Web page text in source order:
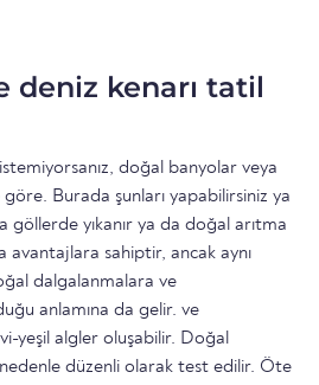
deniz kenarı tatil
doğal banyolar veya
Burada şunları yapabilirsiniz ya
yıkanır ya da doğal arıtma
avantajlara sahiptir, ancak aynı
dalgalanmalara ve
anlamına da gelir. ve
yeşil algler oluşabilir. Doğal
düzenli olarak test edilir. Öte